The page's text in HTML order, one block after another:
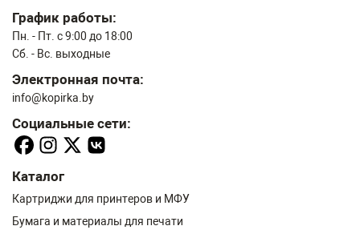
График работы:
Пн. - Пт. с 9:00 до 18:00
Сб. - Вс. выходные
Электронная почта:
info@kopirka.by
Социальные сети:
Каталог
Картриджи для принтеров и МФУ
Бумага и материалы для печати